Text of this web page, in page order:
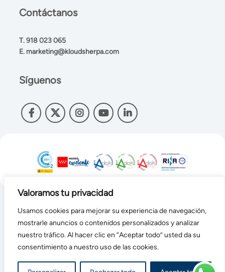
Valoramos tu privacidad
Usamos cookies para mejorar su experiencia de navegación,
mostrarle anuncios o contenidos personalizados y analizar
nuestro tráfico. Al hacer clic en “Aceptar todo” usted da su
consentimiento a nuestro uso de las cookies.
Contáctanos
T.918 023 065
E. marketing@kloudsherpa.com
Síguenos
KLOUDSHERPA© TODOS LOS DERECHOS RESERVADOS
Aviso legal-Política de cookies- Términos y condiciones de
uso-Política de privacidad
Sube conSherpas